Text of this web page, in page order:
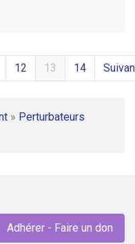
12 13 14
» Perturbateurs
Adhérer - Faire un don